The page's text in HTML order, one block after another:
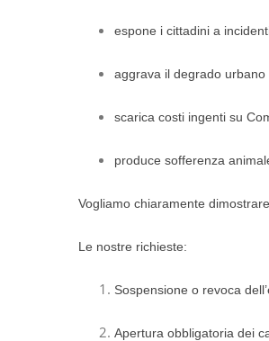
espone i cittadini a
aggrava il degrado urbano
scarica costi ingenti su
produce sofferenza
Vogliamo chiaramente
Le nostre richieste:
Sospensione o revoca
Apertura obbligatoria dei